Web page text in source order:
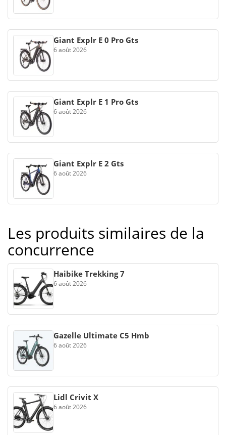
Giant Explr E 0 Pro Gts
6 août 2026
Giant Explr E 1 Pro Gts
6 août 2026
Giant Explr E 2 Gts
6 août 2026
Les produits similaires de la
concurrence
Haibike Trekking 7
6 août 2026
Gazelle Ultimate C5 Hmb
6 août 2026
Lidl Crivit X
6 août 2026